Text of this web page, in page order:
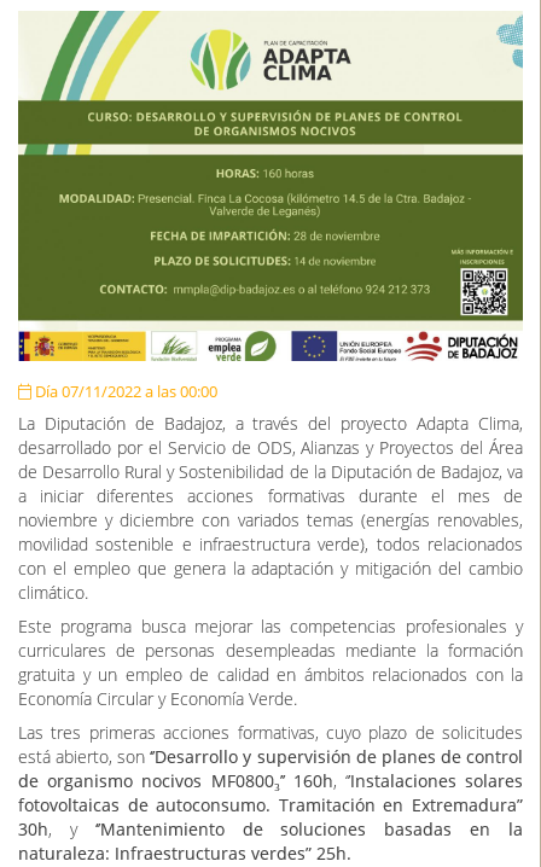
Día 07/11/2022 a las 00:00
La Diputación de Badajoz, a través del proyecto Adapta Clima,
desarrollado por el Servicio de ODS, Alianzas y Proyectos del Área
de Desarrollo Rural y Sostenibilidad de la Diputación de Badajoz, va
a iniciar diferentes acciones formativas durante el mes de
noviembre y diciembre con variados temas (energías renovables,
movilidad sostenible e infraestructura verde), todos relacionados
con el empleo que genera la adaptación y mitigación del cambio
climático.
Este programa busca mejorar las competencias profesionales y
curriculares de personas desempleadas mediante la formación
gratuita y un empleo de calidad en ámbitos relacionados con la
Economía Circular y Economía Verde.
Las tres primeras acciones formativas, cuyo plazo de solicitudes
está abierto, son‘’Desarrollo y supervisión de planes de control
de organismo nocivos MF0800₃’’ 160h, ‘’Instalaciones solares
fotovoltaicas de autoconsumo. Tramitación en Extremadura”
30h, y ‘’Mantenimiento de soluciones basadas en la
naturaleza: Infraestructuras verdes” 25h.